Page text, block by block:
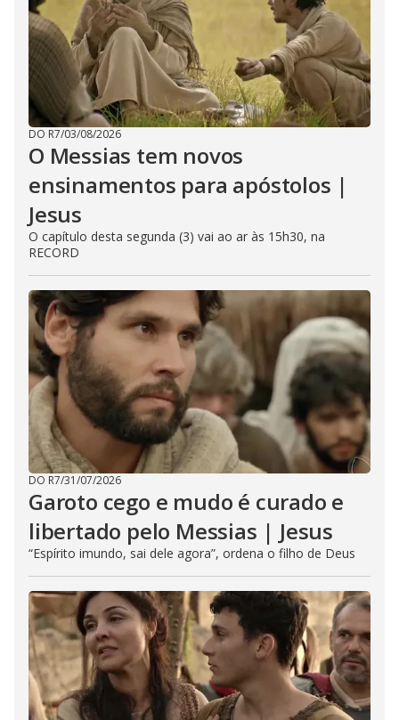
DO R7/03/08/2026
O Messias tem novos
ensinamentos para apóstolos |
Jesus
O capítulo desta segunda (3) vai ao ar às 15h30, na
RECORD
DO R7/31/07/2026
Garoto cego e mudo é curado e
libertado pelo Messias | Jesus
“Espírito imundo, sai dele agora”, ordena o filho de Deus